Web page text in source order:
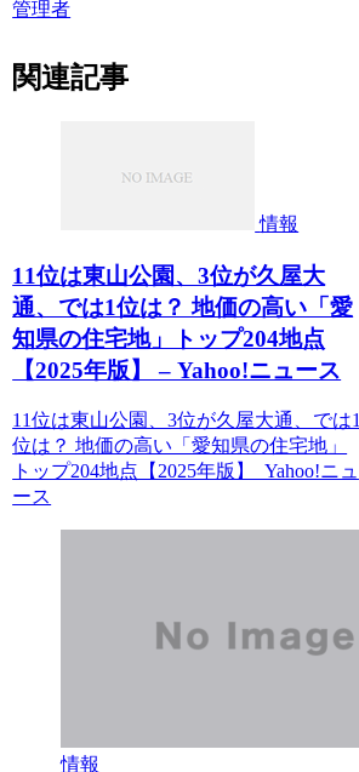
管理者
関連記事
情報
11位は東山公園、3位が久屋大
通、では1位は？ 地価の高い「愛
知県の住宅地」トップ204地点
【2025年版】 – Yahoo!ニュース
11位は東山公園、3位が久屋大通、では1
位は？ 地価の高い「愛知県の住宅地」
トップ204地点【2025年版】 Yahoo!ニュ
ース
情報